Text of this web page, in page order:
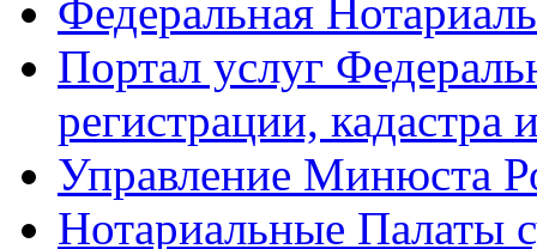
Федеральная
Портал услуг
регистрации, кадастра
Управление Минюста
Нотариальные Палаты